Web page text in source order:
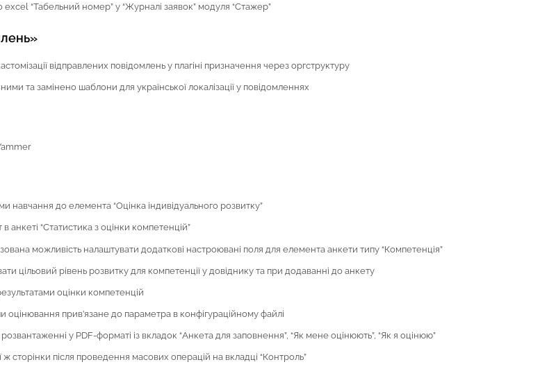
“Табельний номер” у “Журналі заявок” модуля “Стажер”
відправлених повідомлень у плагіні призначення через оргструктуру
та замінено шаблони для української локалізації у повідомленнях
навчання до елемента “Оцінка індивідуального розвитку”
“Статистика з оцінки компетенцій”
можливість налаштувати додаткові настроювані поля для елемента анкети типу “Компетенція”
цільовий рівень розвитку для компетенції у довіднику та при додаванні до анкету
оцінки компетенцій
прив’язане до параметра в конфігураційному файлі
у PDF-форматі із вкладок “Анкета для заповнення”, “Як мене оцінюють”, “Як я оцінюю”
ж сторінки після проведення масових операцій на вкладці “Контроль”